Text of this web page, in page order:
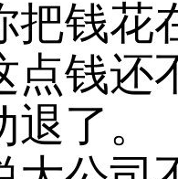
把钱花
点钱还
了。